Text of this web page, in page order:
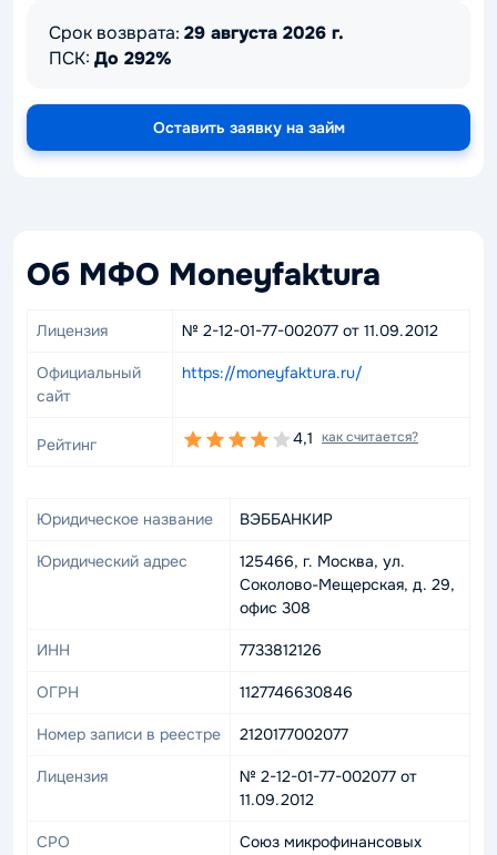
Срок возврата: 29 августа 2026 г.
ПСК: До 292%
Оставить заявку на займ
Об МФО Moneyfaktura
Лицензия № 2-12-01-77-002077 от 11.09.2012
Официальный
сайт
https://moneyfaktura.ru/
Рейтинг 4,1 как считается?
Юридическое название ВЭББАНКИР
Юридический адрес
125466, г. Москва, ул.
Соколово-Мещерская, д. 29,
офис 308
ИНН 7733812126
ОГРН 1127746630846
Номер записи в реестре 2120177002077
Лицензия
№ 2-12-01-77-002077 от
11.09.2012
СРО Союз микрофинансовых